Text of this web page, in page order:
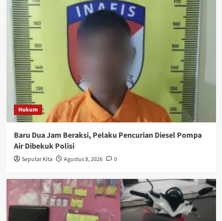
Hukum
Baru Dua Jam Beraksi, Pelaku Pencurian Diesel Pompa
Air Dibekuk Polisi
Seputar Kita Agustus 8, 2026 0